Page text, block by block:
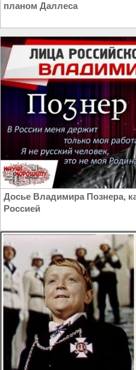
планом Даллеса
Досье Владимира Познера,
Россией